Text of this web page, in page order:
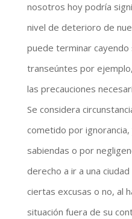
nosotros hoy podría
nivel de deterioro de
puede terminar
transeúntes por
las precauciones
Se considera
cometido por
sabiendas o por
derecho a ir a una
ciertas excusas o no, al
situación fuera de su